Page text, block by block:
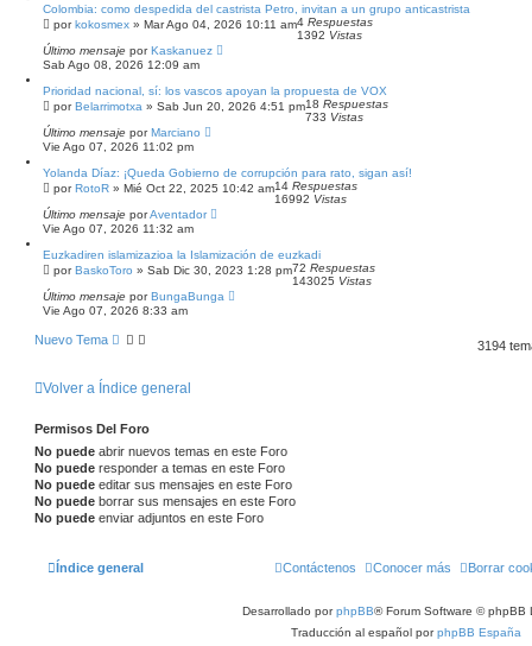
Colombia: como despedida del castrista Petro, invitan a un grupo anticastrista
porkokosmex » Mar Ago 04, 2026 10:11 am4 Respuestas
1392 Vistas
Último mensaje porKaskanuez
Sab Ago 08, 2026 12:09 am
Prioridad nacional, sí: los vascos apoyan la propuesta de VOX
porBelarrimotxa » Sab Jun 20, 2026 4:51 pm18 Respuestas
733 Vistas
Último mensaje porMarciano
Vie Ago 07, 2026 11:02 pm
Yolanda Díaz: ¡Queda Gobierno de corrupción para rato, sigan así!
porRotoR » Mié Oct 22, 2025 10:42 am14 Respuestas
16992 Vistas
Último mensaje porAventador
Vie Ago 07, 2026 11:32 am
Euzkadiren islamizazioa la Islamización de euzkadi
porBaskoToro » Sab Dic 30, 2023 1:28 pm72 Respuestas
143025 Vistas
Último mensaje porBungaBunga
Vie Ago 07, 2026 8:33 am
Nuevo Tema 3194
Volver a Índice general
Permisos Del Foro
No puede abrir nuevos temas en este Foro
No puede responder a temas en este Foro
No puede editar sus mensajes en este Foro
No puede borrar sus mensajes en este Foro
No puede enviar adjuntos en este Foro
Índice general Borrar
Conocer más
Contáctenos
Desarrollado porphpBB® Forum Software © phpBB
Traducción al español porphpBB España